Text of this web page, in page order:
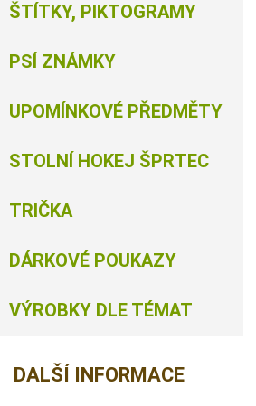
ŠTÍTKY, PIKTOGRAMY
PSÍ ZNÁMKY
UPOMÍNKOVÉ PŘEDMĚTY
STOLNÍ HOKEJ ŠPRTEC
TRIČKA
DÁRKOVÉ POUKAZY
VÝROBKY DLE TÉMAT
DALŠÍ INFORMACE